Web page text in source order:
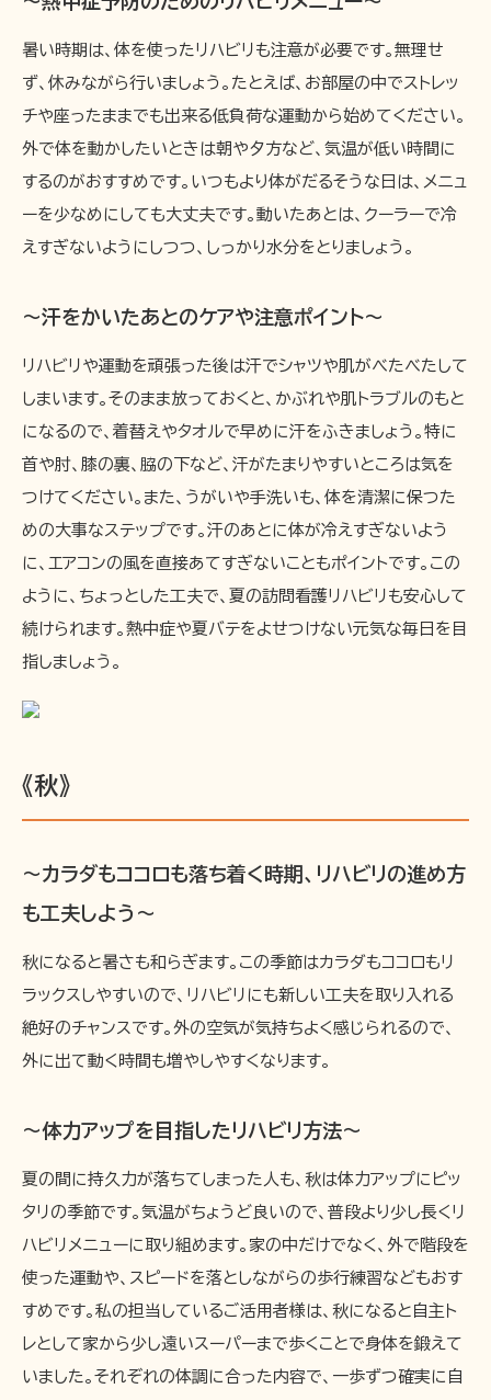
暑い時期は、体を使ったリハビリも注意が必要です。無理せ
ず、休みながら行いましょう。たとえば、お部屋の中でストレッ
チや座ったままでも出来る低負荷な運動から始めてください。
外で体を動かしたいときは朝や夕方など、気温が低い時間に
するのがおすすめです。いつもより体がだるそうな日は、メニュ
ーを少なめにしても大丈夫です。動いたあとは、クーラーで冷
えすぎないようにしつつ、しっかり水分をとりましょう。
〜汗をかいたあとのケアや注意ポイント〜
リハビリや運動を頑張った後は汗でシャツや肌がべたべたして
しまいます。そのまま放っておくと、かぶれや肌トラブルのもと
になるので、着替えやタオルで早めに汗をふきましょう。特に
首や肘、膝の裏、脇の下など、汗がたまりやすいところは気を
つけてください。また、うがいや手洗いも、体を清潔に保つた
めの大事なステップです。汗のあとに体が冷えすぎないよう
に、エアコンの風を直接あてすぎないこともポイントです。この
ように、ちょっとした工夫で、夏の訪問看護リハビリも安心して
続けられます。熱中症や夏バテをよせつけない元気な毎日を目
指しましょう。
《秋》
〜カラダもココロも落ち着く時期、リハビリの進め方
も工夫しよう〜
秋になると暑さも和らぎます。この季節はカラダもココロもリ
ラックスしやすいので、リハビリにも新しい工夫を取り入れる
絶好のチャンスです。外の空気が気持ちよく感じられるので、
外に出て動く時間も増やしやすくなります。
〜体力アップを目指したリハビリ方法〜
夏の間に持久力が落ちてしまった人も、秋は体力アップにピッ
タリの季節です。気温がちょうど良いので、普段より少し長くリ
ハビリメニューに取り組めます。家の中だけでなく、外で階段を
使った運動や、スピードを落としながらの歩行練習などもおす
すめです。私の担当しているご活用者様は、秋になると自主ト
レとして家から少し遠いスーパーまで歩くことで身体を鍛えて
いました。それぞれの体調に合った内容で、一歩ずつ確実に自